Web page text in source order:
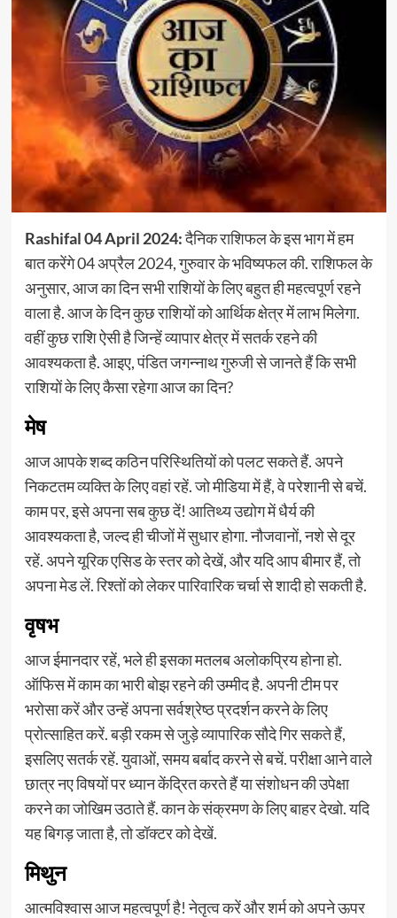
Rashifal 04 April 2024:दैनिक राशिफल के इस भाग में हम
बात करेंगे 04 अप्रैल 2024, गुरुवार के भविष्यफल की. राशिफल के
अनुसार, आज का दिन सभी राशियों के लिए बहुत ही महत्वपूर्ण रहने
वाला है. आज के दिन कुछ राशियों को आर्थिक क्षेत्र में लाभ मिलेगा.
वहीं कुछ राशि ऐसी है जिन्हें व्यापार क्षेत्र में सतर्क रहने की
आवश्यकता है. आइए, पंडित जगन्नाथ गुरुजी से जानते हैं कि सभी
राशियों के लिए कैसा रहेगा आज का दिन?
मेष
आज आपके शब्द कठिन परिस्थितियों को पलट सकते हैं. अपने
निकटतम व्यक्ति के लिए वहां रहें. जो मीडिया में हैं, वे परेशानी से बचें.
काम पर, इसे अपना सब कुछ दें! आतिथ्य उद्योग में धैर्य की
आवश्यकता है, जल्द ही चीजों में सुधार होगा. नौजवानों, नशे से दूर
रहें. अपने यूरिक एसिड के स्तर को देखें, और यदि आप बीमार हैं, तो
अपना मेड लें. रिश्तों को लेकर पारिवारिक चर्चा से शादी हो सकती है.
वृषभ
आज ईमानदार रहें, भले ही इसका मतलब अलोकप्रिय होना हो.
ऑफिस में काम का भारी बोझ रहने की उम्मीद है. अपनी टीम पर
भरोसा करें और उन्हें अपना सर्वश्रेष्ठ प्रदर्शन करने के लिए
प्रोत्साहित करें. बड़ी रकम से जुड़े व्यापारिक सौदे गिर सकते हैं,
इसलिए सतर्क रहें. युवाओं, समय बर्बाद करने से बचें. परीक्षा आने वाले
छात्र नए विषयों पर ध्यान केंद्रित करते हैं या संशोधन की उपेक्षा
करने का जोखिम उठाते हैं. कान के संक्रमण के लिए बाहर देखो. यदि
यह बिगड़ जाता है, तो डॉक्टर को देखें.
मिथुन
आत्मविश्वास आज महत्वपूर्ण है! नेतृत्व करें और शर्म को अपने ऊपर